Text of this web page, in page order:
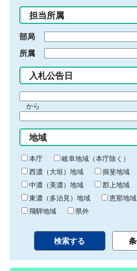
入
力
担当所属
部局
所属
入札公告日
間
始
り
から
間
終
わ
り
地域
本庁
岐阜地域（本庁除く）
西濃（大垣）地域
揖斐地域
中濃（美濃）地域
郡上地域
東濃（多治見）地域
恵那地域
飛騨地域
県外